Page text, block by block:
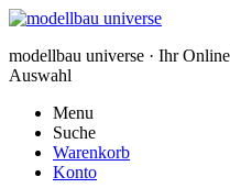
modellbau universe · Ihr
Auswahl
Menu
Suche
Warenkorb
Konto